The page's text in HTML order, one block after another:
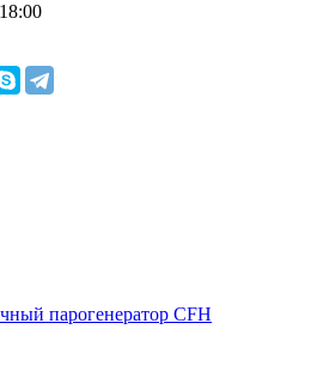
парогенератор CFH